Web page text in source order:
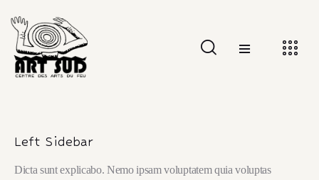
Left Sidebar
Dicta sunt explicabo. Nemo ipsam voluptatem quia voluptas